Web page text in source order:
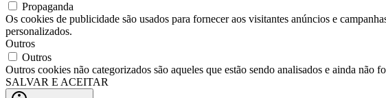
Propaganda
Os cookies de publicidade são usados ​​para fornecer aos visitantes anúncios e
personalizados.
Outros
Outros
Outros cookies não categorizados são aqueles que estão sendo analisados ​​e ainda não
SALVAR E ACEITAR